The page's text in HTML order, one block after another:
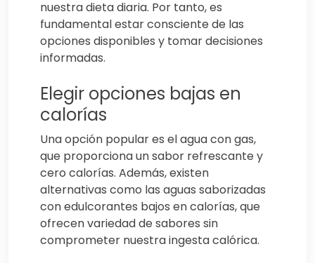
nuestra dieta diaria. Por tanto, es
fundamental estar consciente de las
opciones disponibles y tomar decisiones
informadas.
Elegir opciones bajas en
calorías
Una opción popular es el agua con gas,
que proporciona un sabor refrescante y
cero calorías. Además, existen
alternativas como las aguas saborizadas
con edulcorantes bajos en calorías, que
ofrecen variedad de sabores sin
comprometer nuestra ingesta calórica.